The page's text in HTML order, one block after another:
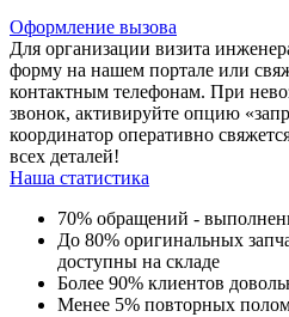
Оформление вызова
Для организации визита
форму на нашем портале или
контактным телефонам. При
звонок, активируйте опцию
координатор оперативно
всех деталей!
Наша статистика
70% обращений -
До 80% оригинальных
доступны на складе
Более 90% клиентов
Менее 5% повторных